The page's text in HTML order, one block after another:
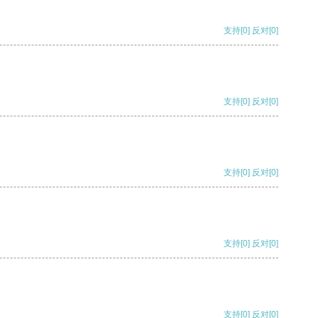
支持[0] 反对[0]
支持[0] 反对[0]
支持[0] 反对[0]
支持[0] 反对[0]
支持[0] 反对[0]